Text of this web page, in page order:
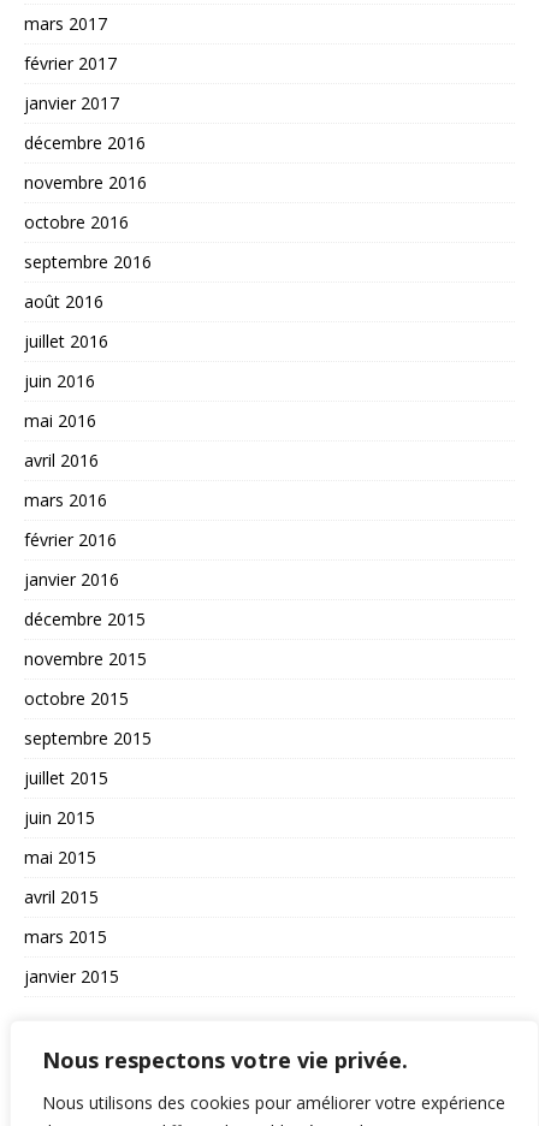
Nous respectons votre vie privée.
Nous utilisons des cookies pour améliorer votre expérience
mars 2017
février 2017
janvier 2017
décembre 2016
novembre 2016
octobre 2016
septembre 2016
août 2016
juillet 2016
juin 2016
mai 2016
avril 2016
mars 2016
février 2016
janvier 2016
décembre 2015
novembre 2015
octobre 2015
septembre 2015
juillet 2015
juin 2015
mai 2015
avril 2015
mars 2015
janvier 2015
La vie du site